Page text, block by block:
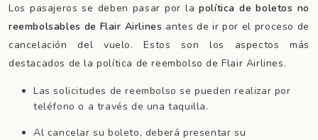
Los pasajeros se deben pasar por lapolítica de boletos no
reembolsables de Flair Airlines antes de ir por el proceso de
cancelación del vuelo. Estos son los aspectos más
destacados de la política de reembolso de Flair Airlines.
Las solicitudes de reembolso se pueden realizar por
teléfono o a través de una taquilla.
Al cancelar su boleto, deberá presentar su